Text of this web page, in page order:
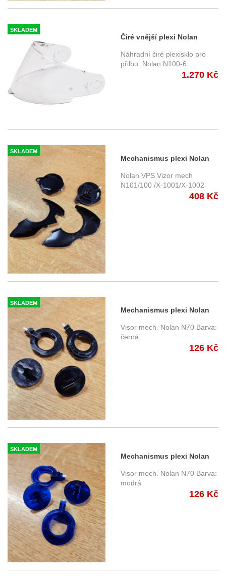
SKLADEM
Čiré vnější plexi Nolan
N100-6 ECE22-06
Náhradní čiré plexisklo pro
přilbu: Nolan N100-6
1.270 Kč
SKLADEM
Mechanismus plexi Nolan
N101/100/X-1001/X-1002
Nolan VPS Vizor mech
N101/100 /X-1001/X-1002
408 Kč
SKLADEM
Mechanismus plexi Nolan
N70 černé
Visor mech. Nolan N70 Barva:
černá
126 Kč
SKLADEM
Mechanismus plexi Nolan
N70 modré
Visor mech. Nolan N70 Barva:
modrá
126 Kč